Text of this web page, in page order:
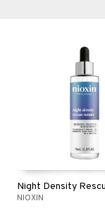
NIOXIN